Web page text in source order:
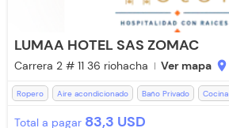
LUMAA HOTEL SAS ZOMAC
Carrera 2 # 11 36 riohacha Ver mapa location_on
Ropero Aire acondicionado Baño Privado Cocina
Total a pagar 83,3 USD